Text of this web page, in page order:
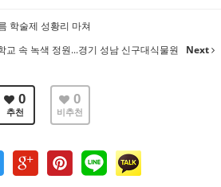
학술제 성황리 마쳐
교 속 녹색 정원...경기 성남 신구대식물원
Next
0
추천
0
비추천